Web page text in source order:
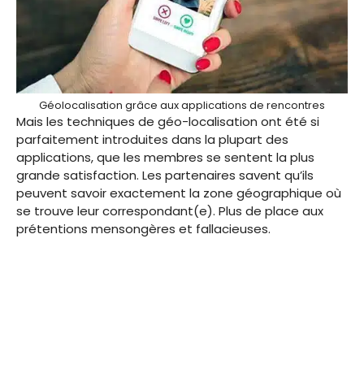
Géolocalisation grâce aux applications de rencontres
Mais les techniques de géo-localisation ont été si
parfaitement introduites dans la plupart des
applications, que les membres se sentent la plus
grande satisfaction. Les partenaires savent qu’ils
peuvent savoir exactement la zone géographique où
se trouve leur correspondant(e). Plus de place aux
prétentions mensongères et fallacieuses.